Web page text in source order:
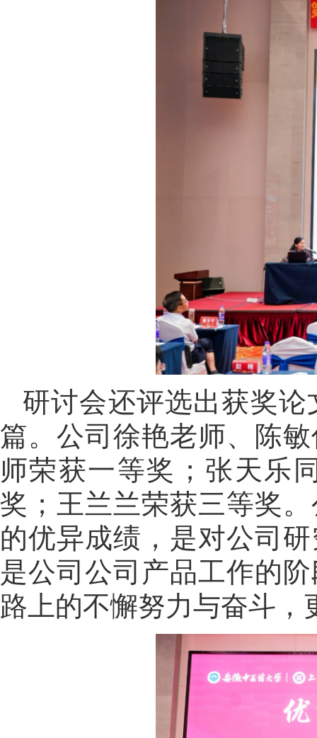
研讨会还评选出获奖
篇。公司徐艳老师、陈
师荣获一等奖；张天乐
奖；王兰兰荣获三等奖
的优异成绩，是对公司
是公司公司产品工作的
路上的不懈努力与奋斗